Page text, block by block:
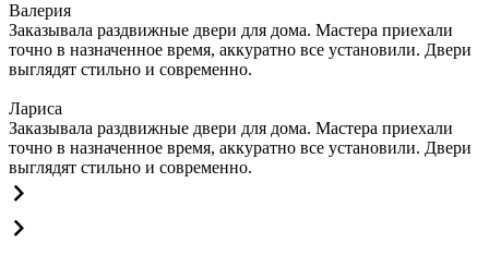
Валерия
Заказывала раздвижные двери для дома. Мастера приехали
точно в назначенное время, аккуратно все установили. Двери
выглядят стильно и современно.
Лариса
Заказывала раздвижные двери для дома. Мастера приехали
точно в назначенное время, аккуратно все установили. Двери
выглядят стильно и современно.